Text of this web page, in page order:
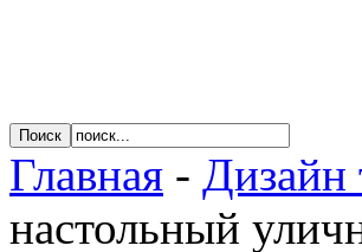
Главная - Дизайн
настольный